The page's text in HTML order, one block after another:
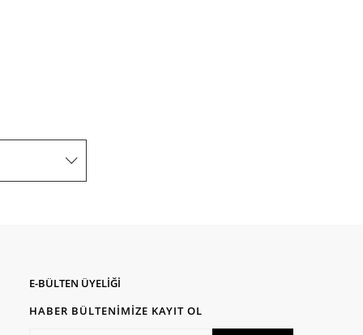
E-BÜLTEN ÜYELİĞİ
HABER BÜLTENİMİZE KAYIT OL